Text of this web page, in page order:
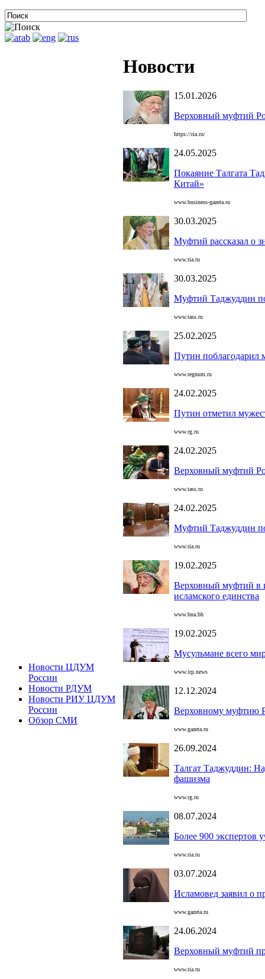
Новости ЦДУМ
России
Новости РДУМ
Новости РИУ ЦДУМ
России
Обзор СМИ
Новости
15.01.2026
Верховный муфтий
https://ria.ru/
24.05.2025
Покаяние Талгата
Китай»
www.business-gazeta.ru
30.03.2025
Муфтий рассказал о
www.ria.ru
30.03.2025
Муфтий Таджуддин
www.tass.ru
25.02.2025
Путин поблагодарил
www.regnum.ru
24.02.2025
Путин отметил
www.rg.ru
24.02.2025
Верховный муфтий
www.tass.ru
24.02.2025
Муфтий Таджуддин
www.ria.ru
19.02.2025
Верховный муфтий в
исламского единства
www.bna.bh
19.02.2025
Мусульмане всего
www.irp.news
12.12.2024
Верховному муфтию
www.gazeta.ru
26.09.2024
Талгат Таджуддин:
фашизма
www.rg.ru
08.07.2024
Более 900 экспертов
www.ria.ru
03.07.2024
Исламовед заявил о
www.gazeta.ru
24.06.2024
Верховный муфтий
www.ria.ru